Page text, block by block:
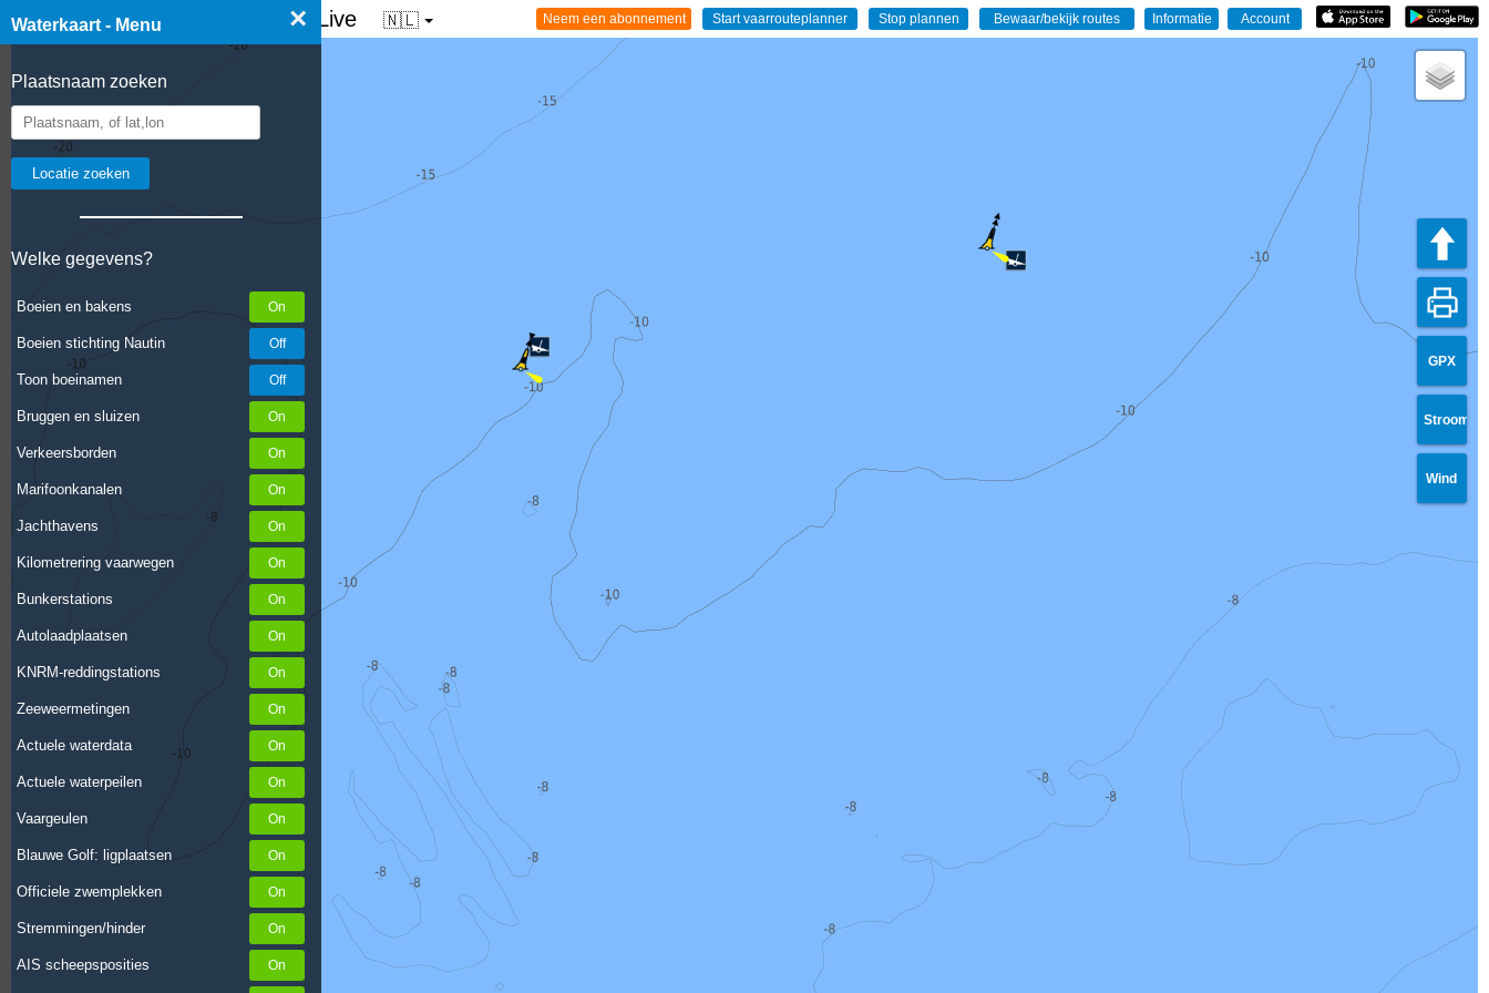
Waterkaart - Menu ×
Plaatsnaam zoeken
Welke gegevens?
Boeien en bakens
Boeien stichting Nautin
Toon boeinamen
Bruggen en sluizen
Verkeersborden
Marifoonkanalen
Jachthavens
Kilometrering vaarwegen
Bunkerstations
Autolaadplaatsen
KNRM-reddingstations
Zeeweermetingen
Actuele waterdata
Actuele waterpeilen
Vaargeulen
Blauwe Golf: ligplaatsen
Officiele zwemplekken
Stremmingen/hinder
AIS scheepsposities
☰ Waterkaart van Nederland - Live 🇳🇱
GPX
Stroom
Wind